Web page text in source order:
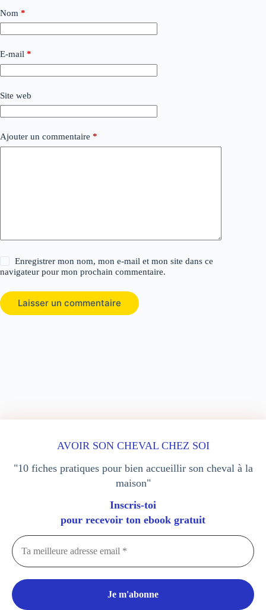
AVOIR SON CHEVAL CHEZ SOI
"10 fiches pratiques pour bien accueillir son cheval à la
maison"
Inscris-toi
pour recevoir ton ebook gratuit
Nom *
E-mail *
Site web
Ajouter un commentaire *
Enregistrer mon nom, mon e-mail et mon site dans ce
navigateur pour mon prochain commentaire.
Laisser un commentaire
Pension équestre sur pistes
Blog
A propos
Contact
sitemap
Contact